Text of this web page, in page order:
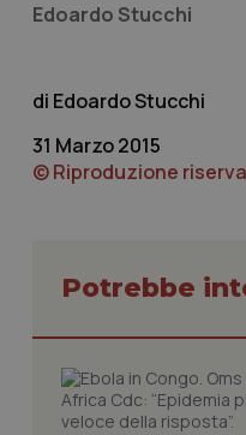
Edoardo Stucchi
Edoardo Stucchi
31 Marzo 2015
© Riproduzione
Potrebbe